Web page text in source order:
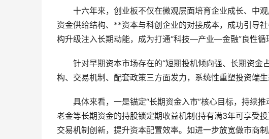
十六年来，创业板不仅在微观层面培育企业成长、中观
资金供给结构、**资本与科创企业的对接成本，成功引导
构升级注入长期动能，成为打通“科技—产业—金融”良性循
针对早期资本市场存在的“短期投机倾向强、长期资金
构、交易机制、配套政策三方面发力，系统性重塑投资端生
具体来看，一是锚定“长期资金入市”核心目标，持续推
老金等长期资金的持股锁定期收益机制(持有满3年可享受
交易机制创新，提升资本配置效率。如进一步放宽做市商